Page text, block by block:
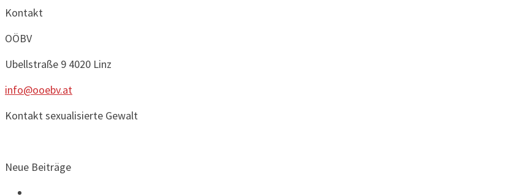
Kontakt
OÖBV
Ubellstraße 9 4020 Linz
info@ooebv.at
Kontakt sexualisierte Gewalt
Neue Beiträge